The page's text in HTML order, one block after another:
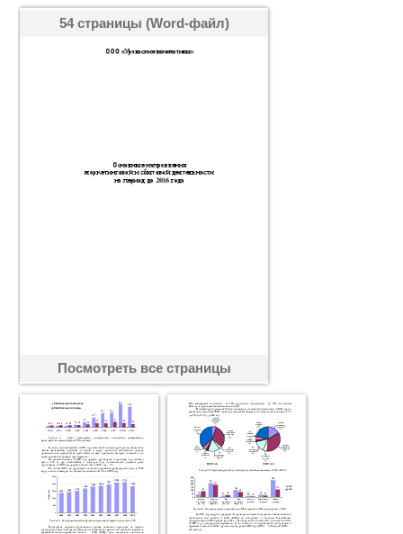
54 страницы (Word-файл)
Посмотреть все страницы